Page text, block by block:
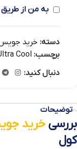
به من از طریق
دسته: خرید
برچسب: Cool
دنبال کنید:
توضیحات
بررسیخرید
کول